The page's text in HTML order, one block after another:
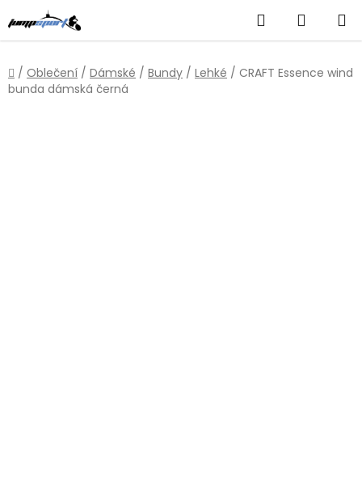
na
obsah
Hledat
KOŠÍK
Domů
/ Oblečení / Dámské / Bundy / Lehké / CRAFT Essence wind
bunda dámská černá